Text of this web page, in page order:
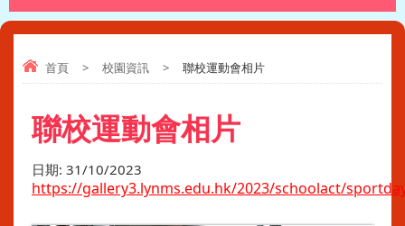
首頁 > 校園資訊 > 聯校運動會相片
聯校運動會相片
日期: 31/10/2023
https://gallery3.lynms.edu.hk/2023/schoolact/